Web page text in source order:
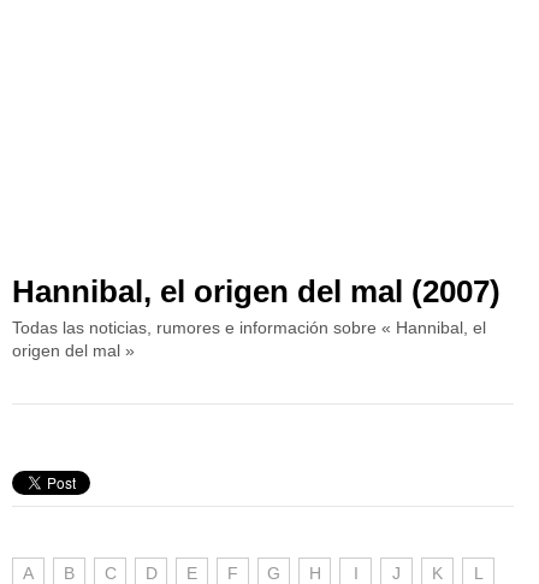
Hannibal, el origen del mal (2007)
Todas las noticias, rumores e información sobre « Hannibal, el
origen del mal »
A B C D E F G H I J K L